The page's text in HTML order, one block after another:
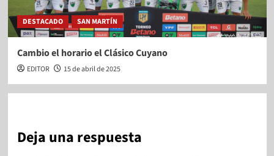
DESTACADO SAN MARTÍN
Cambio el horario el Clásico Cuyano
EDITOR 15 de abril de 2025
Deja una respuesta